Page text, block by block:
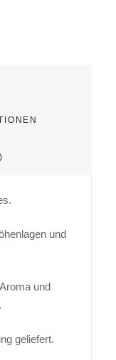
und
und
geliefert.